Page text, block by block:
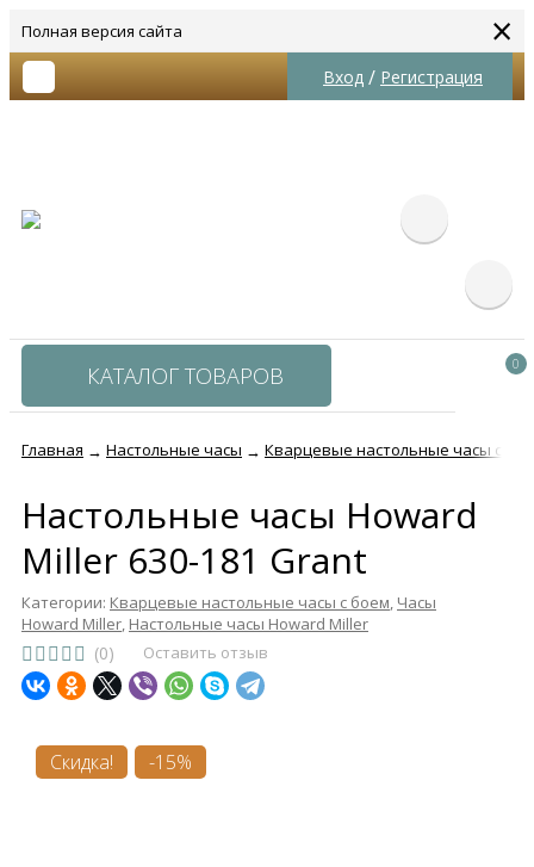
Полная версия сайта ×
Вход / Регистрация
КАТАЛОГ ТОВАРОВ 0
Главная → Настольные часы → Кварцевые настольные часы с
Настольные часы Howard
Miller 630-181 Grant
Категории: Кварцевые настольные часы с боем, Часы
Howard Miller, Настольные часы Howard Miller
(0) Оставить отзыв
Скидка! -15%